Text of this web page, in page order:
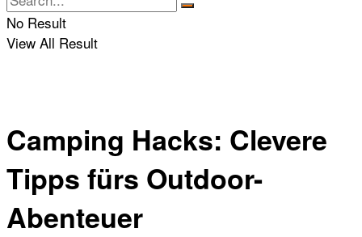
No Result
View All Result
Camping Hacks: Clevere
Tipps fürs Outdoor-
Abenteuer